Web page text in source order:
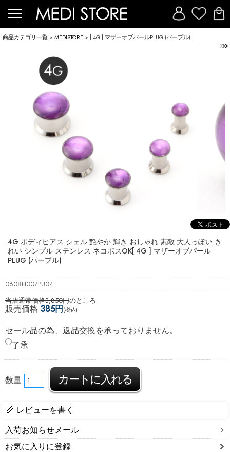
商品カテゴリ一覧 >MEDISTORE > [ 4G ] マザーオブパールPLUG (パープル)
4G ボディピアス シェル 艶やか 輝き おしゃれ 素敵 大人っぽい き
れい シンプル ステンレス ネコポスOK[ 4G ] マザーオブパール
PLUG (パープル)
0608H007PU04
当店通常価格3,850円のところ
販売価格 385円(税込)
セール品の為、返品交換を承っておりません。
了承
数量
レビューを書く
入荷お知らせメール
お気に入りに登録